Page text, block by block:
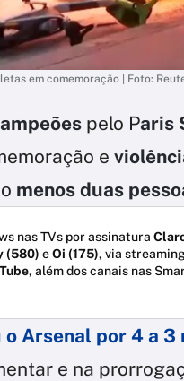
em comemoração | Foto:
pelo Paris
e
menos duas
nas TVs por assinatura
(580) eOi (175), via
, além dos canais nas
o Arsenal por 4 a 3
e na